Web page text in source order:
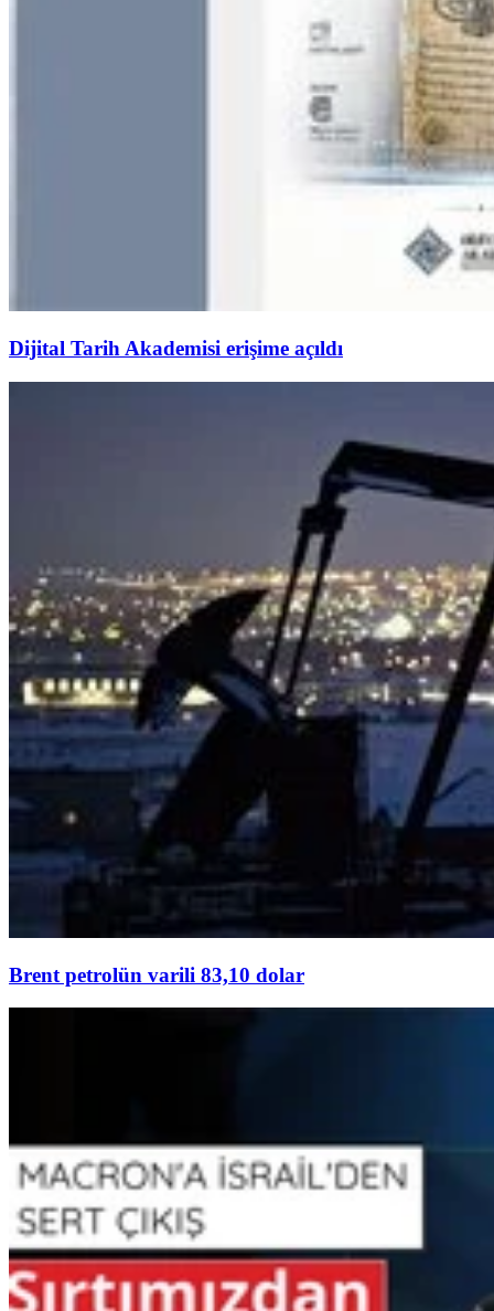
Dijital Tarih Akademisi erişime açıldı
Brent petrolün varili 83,10 dolar